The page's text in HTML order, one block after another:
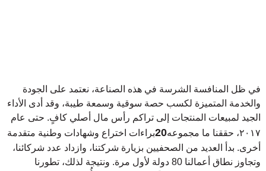
في ظل المنافسة الشرسة في هذه الصناعة، نعتمد على الجودة
والخدمة المتميزة لكسب حصة سوقية وسمعة طيبة، وقد أدى الأداء
الجيد لمبيعات المنتجات إلى تراكم رأس مال أصلي كافٍ. حتى عام
٢٠١٧، حققنا ما مجموعه
20براءات اختراع وشهادات وطنية متقدمة
أخرى. بدأ العديد من الصحفيين بزيارة شركتنا، وازداد عدد شركائنا،
وتجاوز نطاق أعمالنا 80 دولة لأول مرة. ونتيجة لذلك، تطورنا